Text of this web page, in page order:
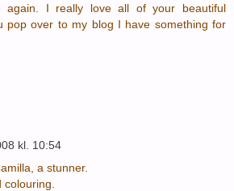
again. I really love all of your beautiful
pop over to my blog I have something for
kl. 10:54
a stunner.